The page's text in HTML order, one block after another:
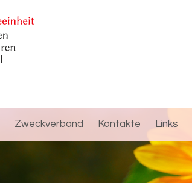
Zweckverband Kontakte Links